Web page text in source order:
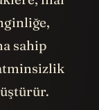
mal
sahip